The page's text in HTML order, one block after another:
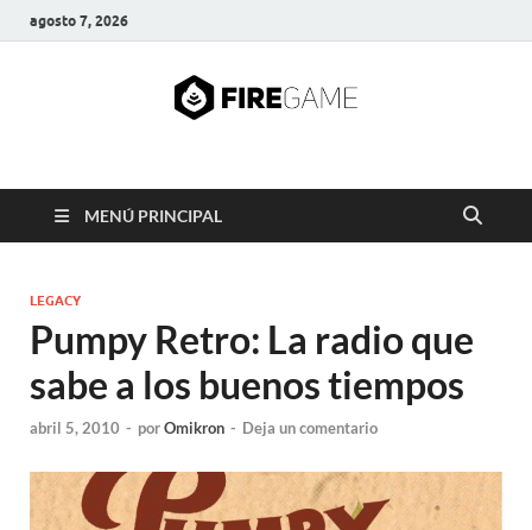
agosto 7, 2026
FIRE GAME
MENÚ PRINCIPAL
LEGACY
Pumpy Retro: La radio que
sabe a los buenos tiempos
abril 5, 2010 - porOmikron - Deja un comentario